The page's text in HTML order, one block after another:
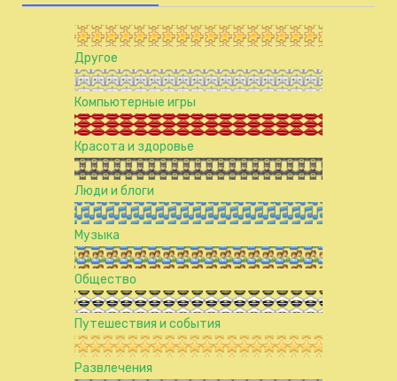
Другое
Компьютерные игры
Красота и здоровье
Люди и блоги
Музыка
Общество
Путешествия и события
Развлечения